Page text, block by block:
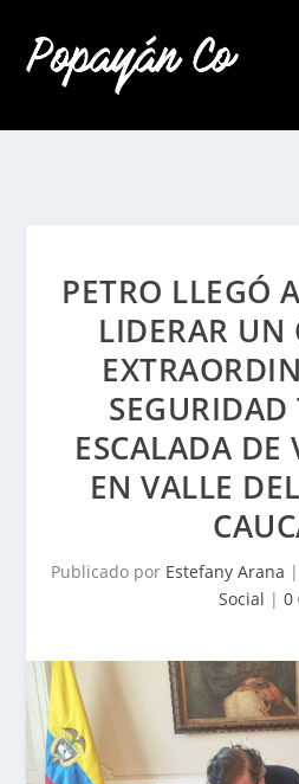
PETRO LLEGÓ
LIDERAR UN
SEGURIDAD
ESCALADA DE
EN VALLE
Publicado por Estefany Arana |
Social | 0